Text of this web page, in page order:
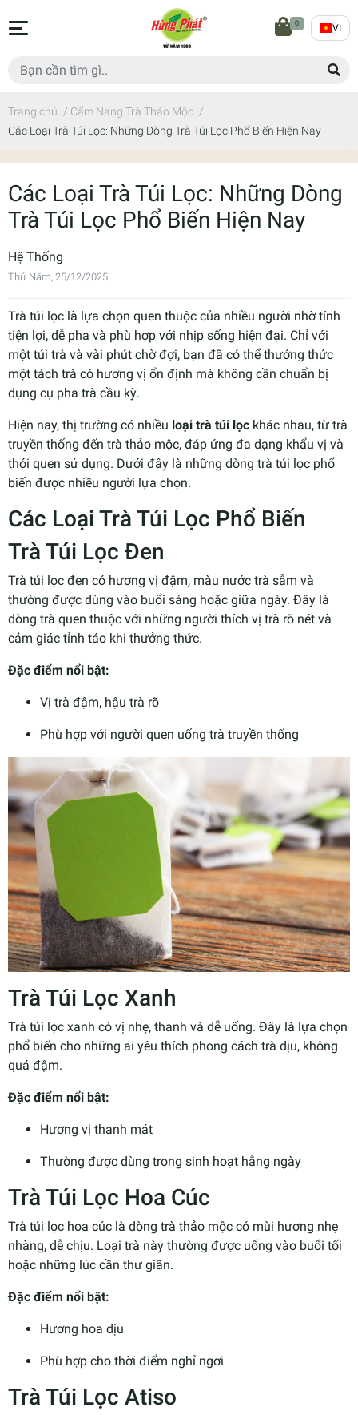
0 VI
Trang chủ / Cẩm Nang Trà Thảo Mộc /
Các Loại Trà Túi Lọc: Những Dòng Trà Túi Lọc Phổ Biến Hiện Nay
Các Loại Trà Túi Lọc: Những Dòng
Trà Túi Lọc Phổ Biến Hiện Nay
Hệ Thống
Thứ Năm, 25/12/2025
Trà túi lọc là lựa chọn quen thuộc của nhiều người nhờ tính
tiện lợi, dễ pha và phù hợp với nhịp sống hiện đại. Chỉ với
một túi trà và vài phút chờ đợi, bạn đã có thể thưởng thức
một tách trà có hương vị ổn định mà không cần chuẩn bị
dụng cụ pha trà cầu kỳ.
Hiện nay, thị trường có nhiều loại trà túi lọc khác nhau, từ trà
truyền thống đến trà thảo mộc, đáp ứng đa dạng khẩu vị và
thói quen sử dụng. Dưới đây là những dòng trà túi lọc phổ
biến được nhiều người lựa chọn.
Các Loại Trà Túi Lọc Phổ Biến
Trà Túi Lọc Đen
Trà túi lọc đen có hương vị đậm, màu nước trà sẫm và
thường được dùng vào buổi sáng hoặc giữa ngày. Đây là
dòng trà quen thuộc với những người thích vị trà rõ nét và
cảm giác tỉnh táo khi thưởng thức.
Đặc điểm nổi bật:
Vị trà đậm, hậu trà rõ
Phù hợp với người quen uống trà truyền thống
Trà Túi Lọc Xanh
Trà túi lọc xanh có vị nhẹ, thanh và dễ uống. Đây là lựa chọn
phổ biến cho những ai yêu thích phong cách trà dịu, không
quá đậm.
Đặc điểm nổi bật:
Hương vị thanh mát
Thường được dùng trong sinh hoạt hằng ngày
Trà Túi Lọc Hoa Cúc
Trà túi lọc hoa cúc là dòng trà thảo mộc có mùi hương nhẹ
nhàng, dễ chịu. Loại trà này thường được uống vào buổi tối
hoặc những lúc cần thư giãn.
Đặc điểm nổi bật:
Hương hoa dịu
Phù hợp cho thời điểm nghỉ ngơi
Trà Túi Lọc Atiso